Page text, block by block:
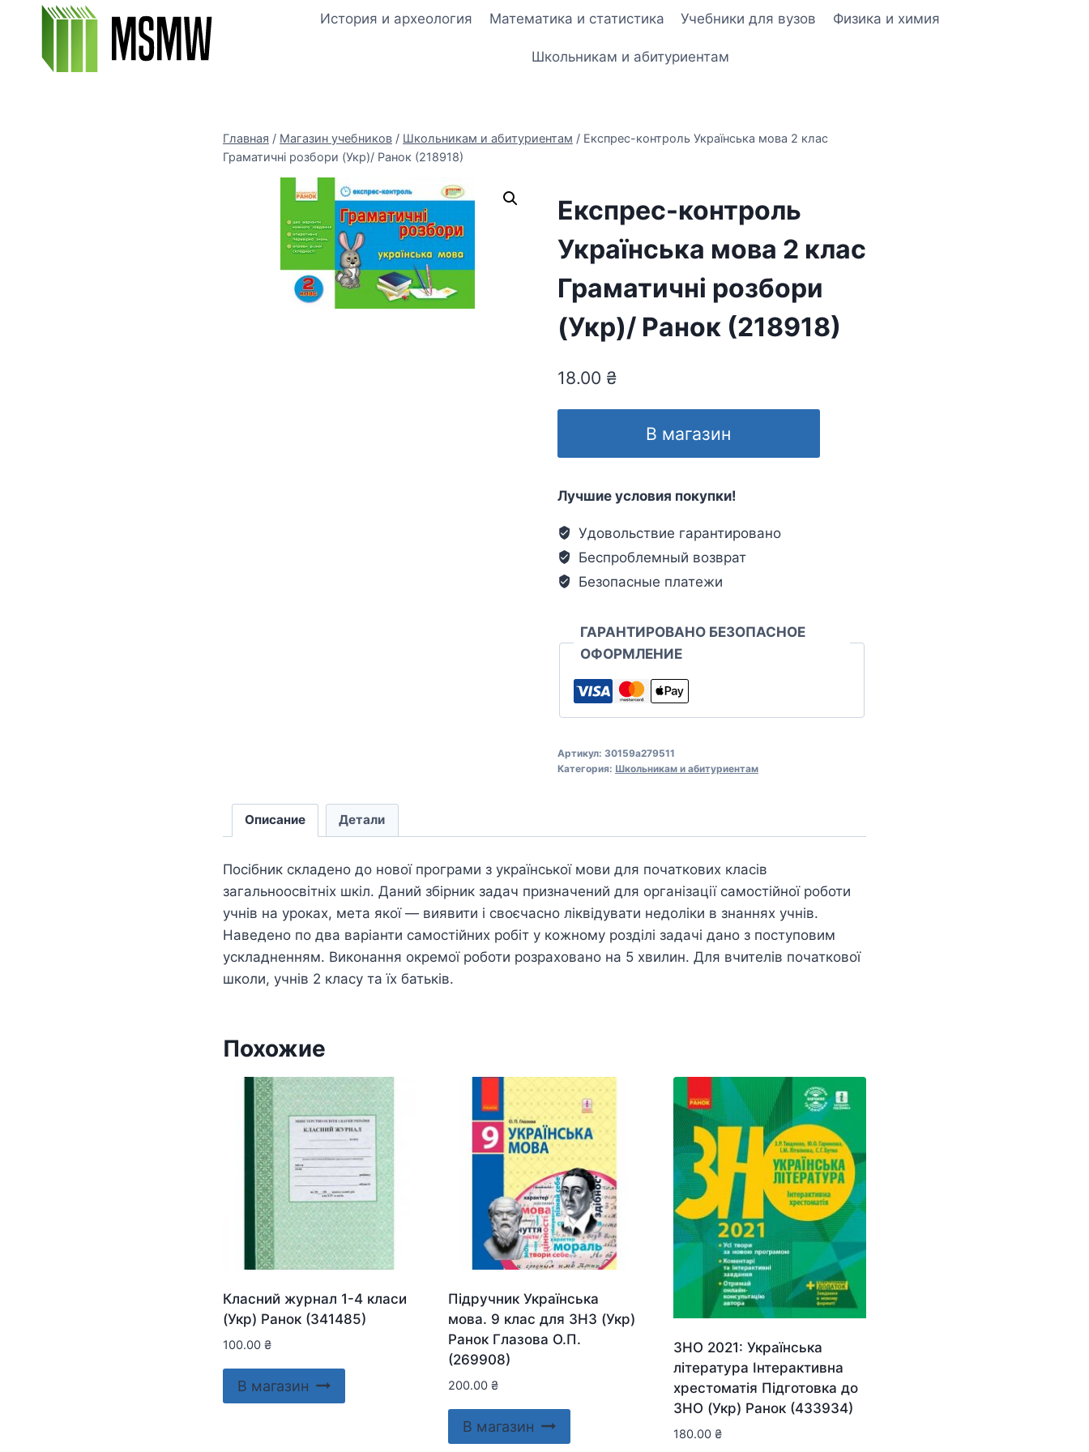
Перейти
содержимому
История и археология Математика и статистика Учебники для вузов Физика и химия
Школьникам и абитуриентам
Главная / Магазин учебников / Школьникам и абитуриентам / Експрес-контроль Українська мова 2 клас
Граматичні розбори (Укр)/ Ранок (218918)
Експрес-контроль
Українська мова 2 клас
Граматичні розбори
(Укр)/ Ранок (218918)
18.00 ₴
В магазин
Лучшие условия покупки!
Удовольствие гарантировано
Беспроблемный возврат
Безопасные платежи
ГАРАНТИРОВАНО БЕЗОПАСНОЕ
ОФОРМЛЕНИЕ
Артикул: 30159a279511
Категория: Школьникам и абитуриентам
Описание Детали
Посібник складено до нової програми з української мови для початкових класів
загальноосвітніх шкіл. Даний збірник задач призначений для організації самостійної роботи
учнів на уроках, мета якої — виявити і своєчасно ліквідувати недоліки в знаннях учнів.
Наведено по два варіанти самостійних робіт у кожному розділі задачі дано з поступовим
ускладненням. Виконання окремої роботи розраховано на 5 хвилин. Для вчителів початкової
школи, учнів 2 класу та їх батьків.
Похожие
Класний журнал 1-4 класи
(Укр) Ранок (341485)
100.00 ₴
В магазин
Підручник Українська
мова. 9 клас для ЗНЗ (Укр)
Ранок Глазова О.П.
(269908)
200.00 ₴
В магазин
ЗНО 2021: Українська
література Інтерактивна
хрестоматія Підготовка до
ЗНО (Укр) Ранок (433934)
180.00 ₴